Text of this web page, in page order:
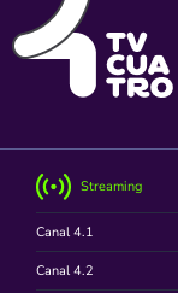
Streaming
Canal 4.1
Canal 4.2